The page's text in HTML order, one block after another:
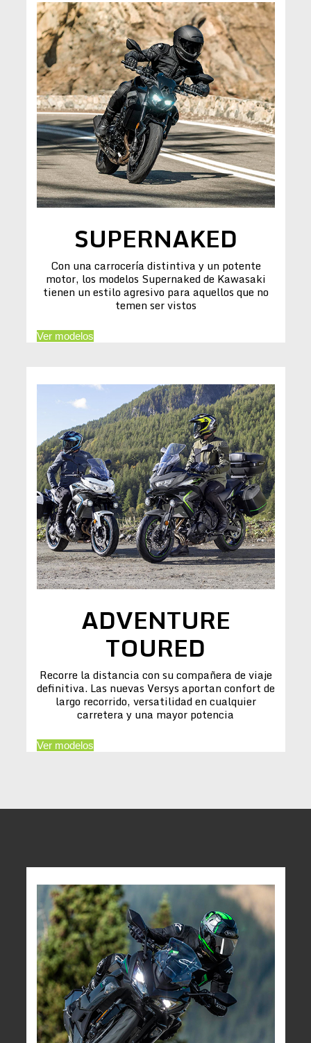
SUPERNAKED
Con una carrocería distintiva y un potente
motor, los modelos Supernaked de Kawasaki
tienen un estilo agresivo para aquellos que no
temen ser vistos
Ver modelos
ADVENTURE
TOURED
Recorre la distancia con su compañera de viaje
definitiva. Las nuevas Versys aportan confort de
largo recorrido, versatilidad en cualquier
carretera y una mayor potencia
Ver modelos